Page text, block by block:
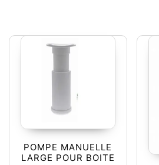
POMPE MANUELLE
LARGE POUR BOITE